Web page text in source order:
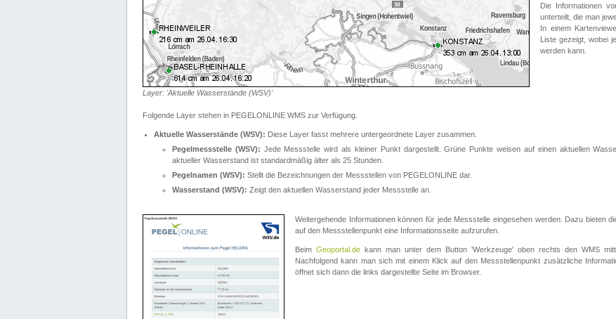
Layer: 'Aktuelle Wasserstände (WSV)'
Die Informationen
unterteilt, die man
In einem
Liste gezeigt, wobei
werden kann.
Folgende Layer stehen in PEGELONLINE WMS zur Verfügung.
Aktuelle Wasserstände (WSV): Diese Layer fasst mehrere untergeordnete Layer zusammen.
Pegelmessstelle (WSV): Jede Messstelle wird als kleiner Punkt dargestellt. Grüne Punkte weisen auf einen aktuellen
aktueller Wasserstand ist standardmäßig älter als 25 Stunden.
Pegelnamen (WSV): Stellt die Bezeichnungen der Messstellen von PEGELONLINE dar.
Wasserstand (WSV): Zeigt den aktuellen Wasserstand jeder Messstelle an.
Weitergehende Informationen können für jede Messstelle eingesehen werden. Dazu bieten
auf den Messstellenpunkt eine Informationsseite aufzurufen.
Beim Geoportal.de kann man unter dem Button 'Werkzeuge' oben rechts den WMS
Nachfolgend kann man sich mit einem Klick auf den Messstellenpunkt zusätzliche
öffnet sich dann die links dargestellte Seite im Browser.